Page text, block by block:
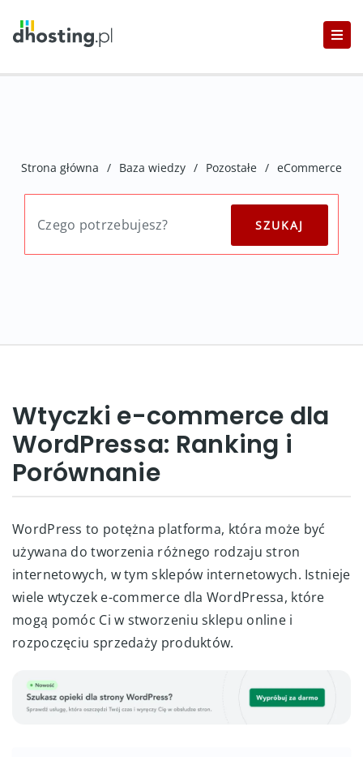
Strona główna / Baza wiedzy / Pozostałe / eCommerce
Wtyczki e-commerce dla
WordPressa: Ranking i
Porównanie
WordPress to potężna platforma, która może być
używana do tworzenia różnego rodzaju stron
internetowych, w tym sklepów internetowych. Istnieje
wiele wtyczek e-commerce dla WordPressa, które
mogą pomóc Ci w stworzeniu sklepu online i
rozpoczęciu sprzedaży produktów.